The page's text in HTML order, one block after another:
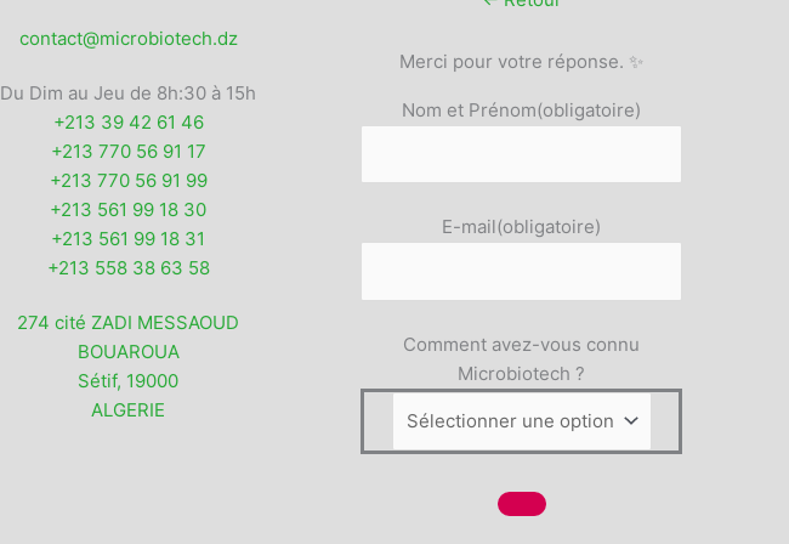
contact@microbiotech.dz
Du Dim au Jeu de 8h:30 à 15h
+213 39 42 61 46
+213 770 56 91 17
+213 770 56 91 99
+213 561 99 18 30
+213 561 99 18 31
+213 558 38 63 58
274 cité ZADI MESSAOUD
BOUAROUA
Sétif, 19000
ALGERIE
Merci pour votre réponse. ✨
Nom et Prénom(obligatoire)
E-mail(obligatoire)
Comment avez-vous connu
Microbiotech ?